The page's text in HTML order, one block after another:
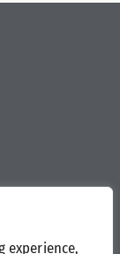
experience,